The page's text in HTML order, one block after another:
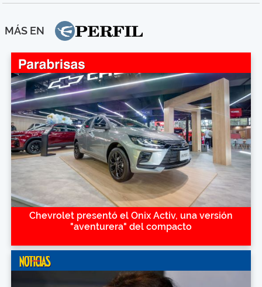
MÁS EN
Chevrolet presentó el Onix Activ, una versión
"aventurera" del compacto